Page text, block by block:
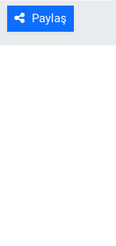
Paylaş